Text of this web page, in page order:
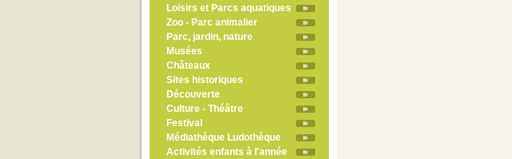
Loisirs et Parcs aquatiques
Zoo - Parc animalier
Parc, jardin, nature
Musées
Châteaux
Sites historiques
Découverte
Culture - Théâtre
Festival
Médiathèque Ludothèque
Activités enfants à l'année